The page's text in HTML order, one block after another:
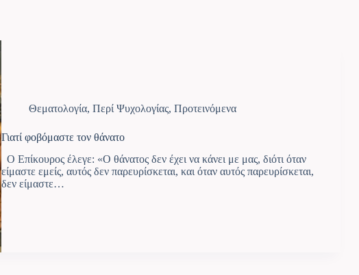
Θεματολογία, Περί Ψυχολογίας, Προτεινόμενα
Γιατί φοβόμαστε τον θάνατο
Ο Επίκουρος έλεγε: «Ο θάνατος δεν έχει να κάνει με μας, διότι όταν
είμαστε εμείς, αυτός δεν παρευρίσκεται, και όταν αυτός παρευρίσκεται,
δεν είμαστε…